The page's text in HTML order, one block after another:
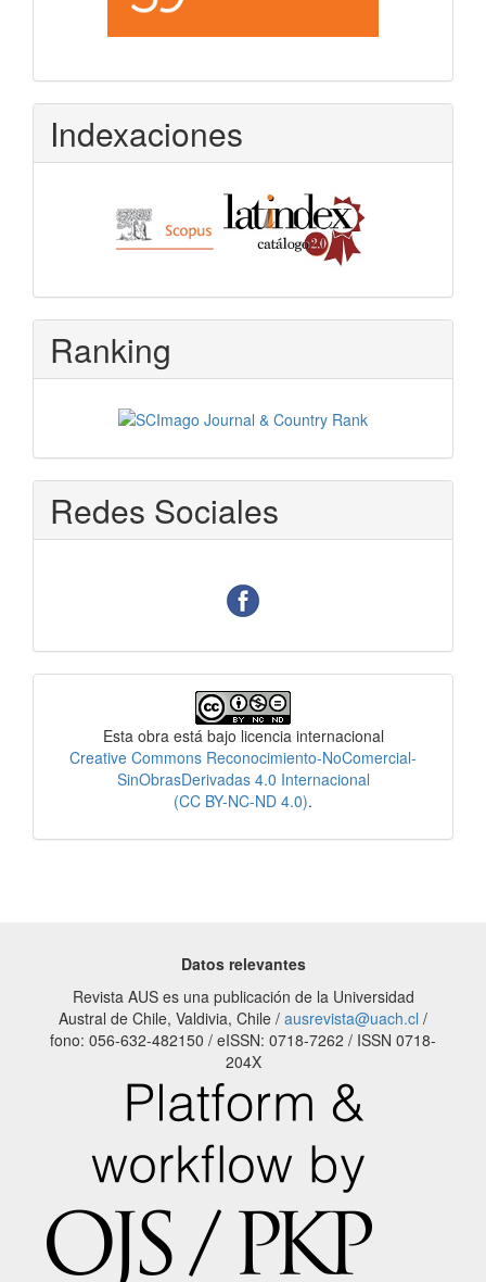
Indexaciones
Ranking
Redes Sociales
Esta obra está bajo licencia internacional
Creative Commons Reconocimiento-NoComercial-
SinObrasDerivadas 4.0 Internacional
(CC BY-NC-ND 4.0).
Datos relevantes
Revista AUS es una publicación de la Universidad
Austral de Chile, Valdivia, Chile / ausrevista@uach.cl /
fono: 056-632-482150 / eISSN: 0718-7262 / ISSN 0718-
204X